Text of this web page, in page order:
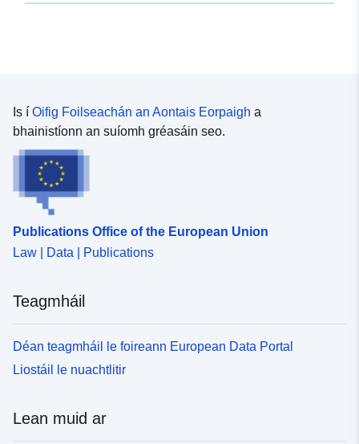
Is í Oifig Foilseachán an Aontais Eorpaigh a
bhainistíonn an suíomh gréasáin seo.
Publications Office of the European Union
Law | Data | Publications
Teagmháil
Déan teagmháil le foireann European Data Portal
Liostáil le nuachtlitir
Lean muid ar